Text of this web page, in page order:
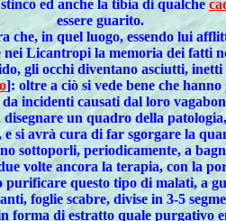
ed anche la tibia di qualche
essere guarito.
che, in quel luogo, essendo lui
nei Licantropi la memoria dei fatti
gli occhi diventano asciutti,
]: oltre a ciò si vede bene che
incidenti causati dal loro
un quadro della
si avrà cura di far sgorgare la
sottoporli, periodicamente, a
volte ancora la terapia, con la
questo tipo di malati, a
foglie scabre, divise in 3-5
di estratto quale purgativo